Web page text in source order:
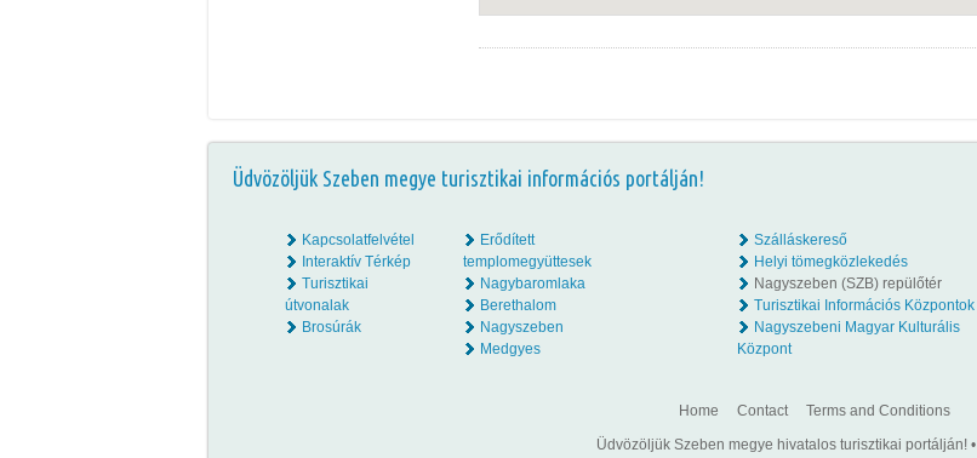
Üdvözöljük Szeben megye turisztikai információs portálján!
Kapcsolatfelvétel
Interaktív Térkép
Turisztikai
útvonalak
Brosúrák
Erődített
templomegyüttesek
Nagybaromlaka
Berethalom
Nagyszeben
Medgyes
Szálláskereső
Helyi tömegközlekedés
Nagyszeben (SZB) repülőtér
Turisztikai Információs Központok
Nagyszebeni Magyar Kulturális
Központ
Home Contact
Terms and Conditions
Üdvözöljük Szeben megye hivatalos turisztikai portálján!•